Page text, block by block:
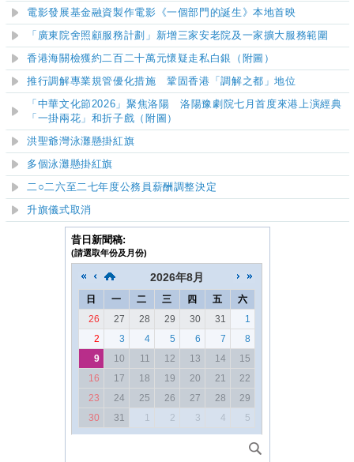
電影發展基金融資製作電影《一個部門的誕生》本地首映
「廣東院舍照顧服務計劃」新增三家安老院及一家擴大服務範圍
香港海關檢獲約二百二十萬元懷疑走私白銀（附圖）
推行調解專業規管優化措施 鞏固香港「調解之都」地位
「中華文化節2026」聚焦洛陽 洛陽豫劇院七月首度來港上演經典
「一掛兩花」和折子戲（附圖）
洪聖爺灣泳灘懸掛紅旗
多個泳灘懸掛紅旗
二○二六至二七年度公務員薪酬調整決定
升旗儀式取消
昔日新聞稿:
(請選取年份及月份)
2026年8月
日 一 二 三 四 五
六
26
27 28 29 30 31
1
2
3 4 5 6 7
8
9
10 11 12 13 14
15
16
17 18 19 20 21
22
23
24 25 26 27 28
29
30
31 1 2 3 4 5